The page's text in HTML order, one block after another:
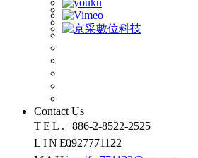
Contact Us
TEL.+886-2-8522-2525
LINE.0927771122